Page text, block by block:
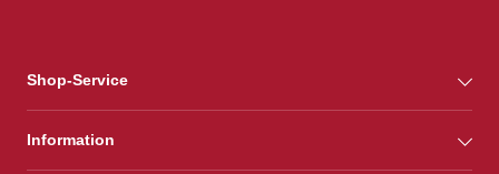
Shop-Service
Information